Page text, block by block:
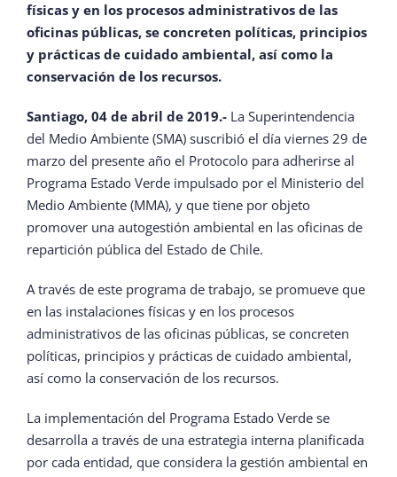
físicas y en los procesos administrativos de las
oficinas públicas, se concreten políticas, principios
y prácticas de cuidado ambiental, así como la
conservación de los recursos.
Santiago, 04 de abril de 2019.- La Superintendencia
del Medio Ambiente (SMA) suscribió el día viernes 29 de
marzo del presente año el Protocolo para adherirse al
Programa Estado Verde impulsado por el Ministerio del
Medio Ambiente (MMA), y que tiene por objeto
promover una autogestión ambiental en las oficinas de
repartición pública del Estado de Chile.
A través de este programa de trabajo, se promueve que
en las instalaciones físicas y en los procesos
administrativos de las oficinas públicas, se concreten
políticas, principios y prácticas de cuidado ambiental,
así como la conservación de los recursos.
La implementación del Programa Estado Verde se
desarrolla a través de una estrategia interna planificada
por cada entidad, que considera la gestión ambiental en